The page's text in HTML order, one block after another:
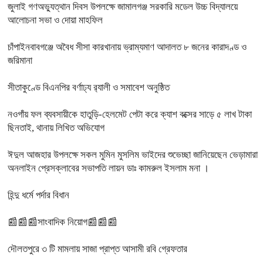
জুলাই গণঅভ্যুত্থান দিবস উপলক্ষে জামালগঞ্জ সরকারি মডেল উচ্চ বিদ্যালয়ে
আলোচনা সভা ও দোয়া মাহফিল
চাঁপাইনবাবগঞ্জে অবৈধ সীসা কারখানায় ভ্রাম্যমাণ আদালত ৮ জনের কারাদণ্ড ও
জরিমানা
সীতাকুণ্ডে বিএনপির বর্ণাঢ্য র‍্যালী ও সমাবেশ অনুষ্ঠিত
নওগাঁয় ফল ব্যবসায়ীকে হাতুড়ি-হেলমেট পেটা করে ক্যাশ বক্সের সাড়ে ৫ লাখ টাকা
ছিনতাই, থানায় লিখিত অভিযোগ
ঈদুল আজহার উপলক্ষে সকল মুমিন মুসলিম ভাইদের শুভেচ্ছা জানিয়েছেন ভেড়ামারা
অনলাইন প্রেসক্লাবের সভাপতি লায়ন ডাঃ কামরুল ইসলাম মনা ।
হিন্দু ধর্মে পর্দার বিধান
📰📰📰সাংবাদিক নিয়োগ📰📰📰
দৌলতপুরে ৩ টি মামলায় সাজা প্রাপ্ত আসামী রবি গ্রেফতার